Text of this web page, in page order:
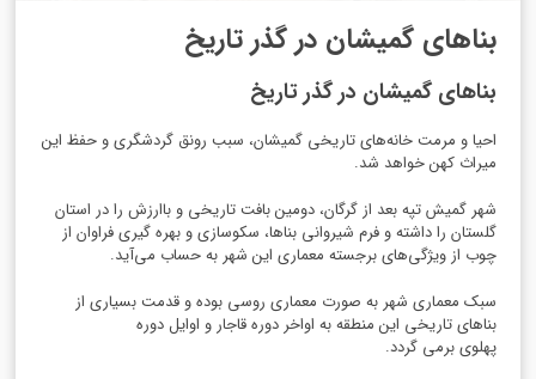
بناهای گمیشان در گذر تاریخ
بناهای گمیشان در گذر تاریخ
احیا و مرمت خانه‌های تاریخی گمیشان، سبب رونق گردشگری و حفظ این
میراث کهن خواهد شد.
شهر گمیش تپه بعد از گرگان، دومین بافت تاریخی و باارزش را در استان
گلستان را داشته و فرم شیروانی بناها، سکوسازی و بهره گیری فراوان از
چوب از ویژگی‌های برجسته معماری این شهر به حساب می‌آید.
سبک معماری شهر به صورت معماری روسی بوده و قدمت بسیاری از
بناهای تاریخی این منطقه به اواخر دوره قاجار و اوایل دوره
پهلوی برمی گردد.